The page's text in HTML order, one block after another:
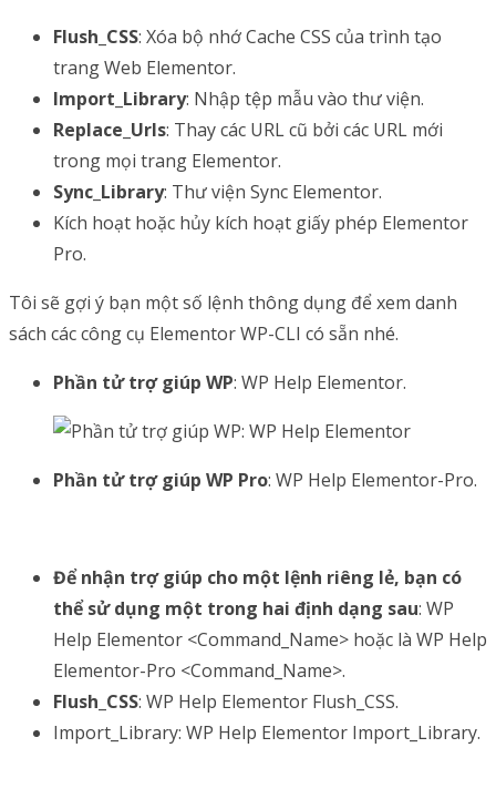
Flush_CSS: Xóa bộ nhớ Cache CSS của trình tạo
trang Web Elementor.
Import_Library: Nhập tệp mẫu vào thư viện.
Replace_Urls: Thay các URL cũ bởi các URL mới
trong mọi trang Elementor.
Sync_Library: Thư viện Sync Elementor.
Kích hoạt hoặc hủy kích hoạt giấy phép Elementor
Pro.
Tôi sẽ gợi ý bạn một số lệnh thông dụng để xem danh
sách các công cụ Elementor WP-CLI có sẵn nhé.
Phần tử trợ giúp WP: WP Help Elementor.
Phần tử trợ giúp WP Pro: WP Help Elementor-Pro.
Để nhận trợ giúp cho một lệnh riêng lẻ, bạn có
thể sử dụng một trong hai định dạng sau: WP
Help Elementor <Command_Name> hoặc là WP Help
Elementor-Pro <Command_Name>.
Flush_CSS: WP Help Elementor Flush_CSS.
Import_Library: WP Help Elementor Import_Library.